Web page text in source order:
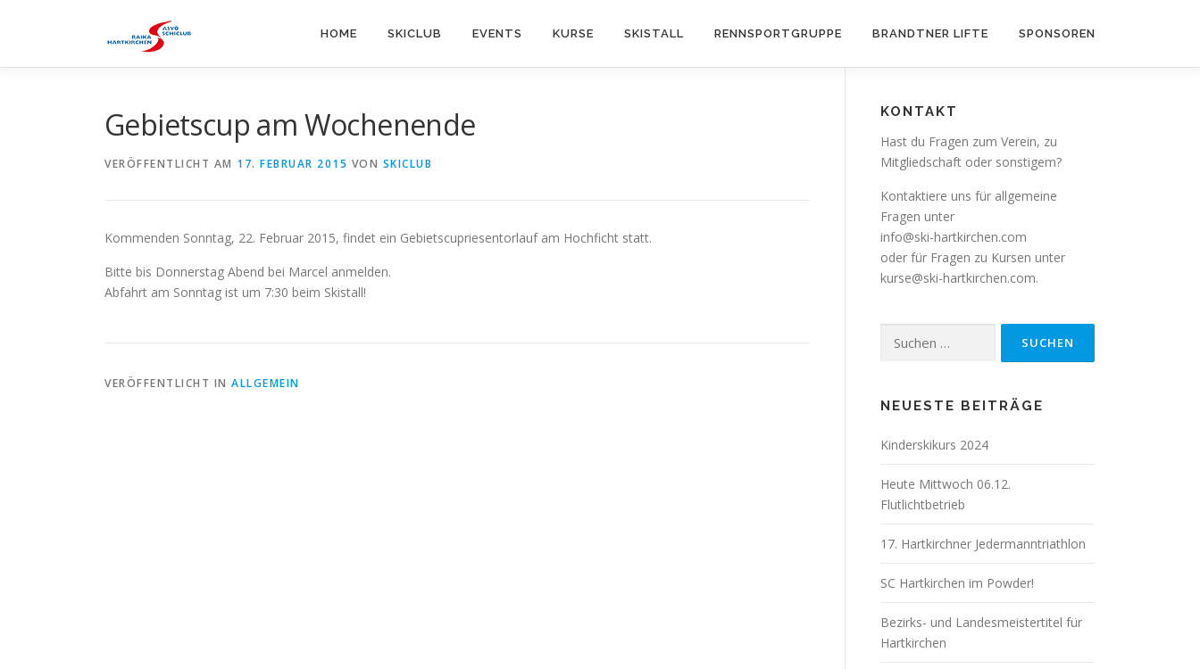
HOME SKICLUB EVENTS KURSE SKISTALL RENNSPORTGRUPPE BRANDTNER LIFTE SPONSOREN
Gebietscup am Wochenende
VERÖFFENTLICHT AM 17. FEBRUAR 2015 VON SKICLUB
Kommenden Sonntag, 22. Februar 2015, findet ein Gebietscupriesentorlauf am Hochficht statt.
Bitte bis Donnerstag Abend bei Marcel anmelden.
Abfahrt am Sonntag ist um 7:30 beim Skistall!
VERÖFFENTLICHT IN ALLGEMEIN
KONTAKT
Hast du Fragen zum Verein, zu
Mitgliedschaft oder sonstigem?
Kontaktiere uns für allgemeine
Fragen unter
info@ski-hartkirchen.com
oder für Fragen zu Kursen unter
kurse@ski-hartkirchen.com.
nach:
NEUESTE BEITRÄGE
Kinderskikurs 2024
Heute Mittwoch 06.12.
Flutlichtbetrieb
17. Hartkirchner Jedermanntriathlon
SC Hartkirchen im Powder!
Bezirks- und Landesmeistertitel für
Hartkirchen